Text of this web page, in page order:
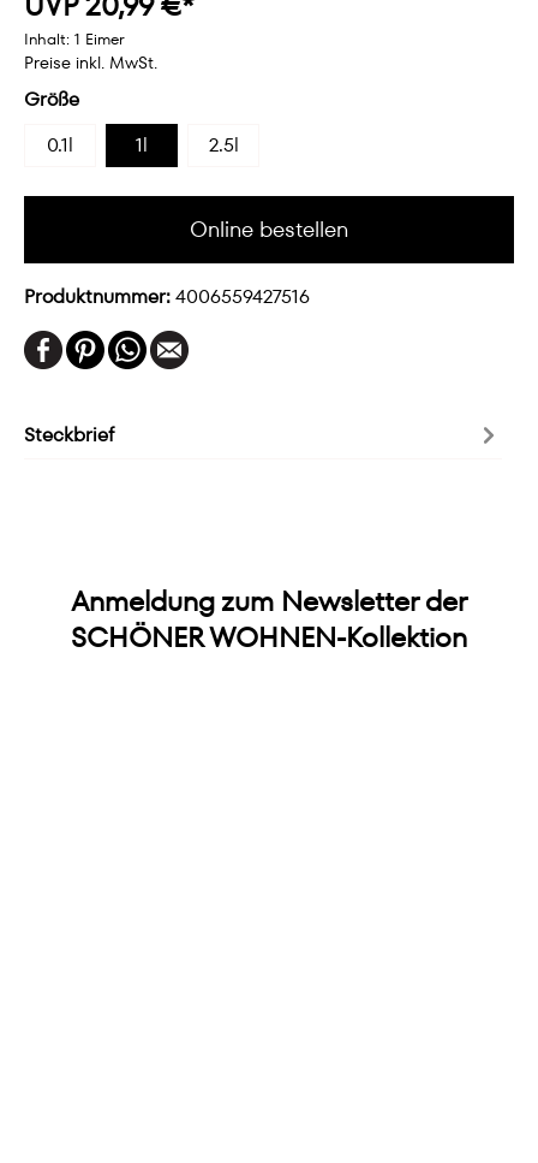
Inhalt: 1 Eimer
Preise inkl. MwSt.
Größe
0.1l
1l 2.5l
Online bestellen
Produktnummer:4006559427516
Steckbrief
Anmeldung zum Newsletter der
SCHÖNER WOHNEN-Kollektion